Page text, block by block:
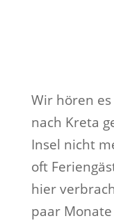
Wir hören
nach Kreta
Insel nicht
oft
hier
paar